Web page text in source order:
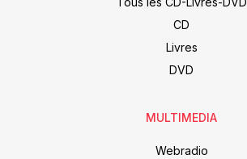
CD
Livres
DVD
MULTIMEDIA
Webradio